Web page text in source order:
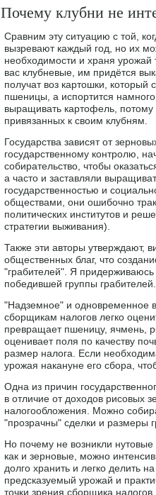
Почему клубни не
Сравним эту ситуацию с той,
вызревают каждый год, но их
необходимости и храня урожай
вас клубневые, им придётся
получат воз картошки,
пшеницы, а испортится
выращивать картофель, потому
привязанных к своим клубням.
Государства зависят от
государственному контролю,
собирательство, чтобы
а часто и заставляли
государственностью и
обществами, они ошибочно
политических институтов и
стратегии выживания).
Также эти авторы утверждают,
общественных благ, что
"грабителей". Я придерживаюсь
победившей группы грабителей.
"Надземное" и одновременное
сборщикам налогов легко
превращает пшеницу, ячмень,
оценивает поля по качеству
размер налога. Если
урожая накануне его сбора,
Одна из причин
в отличие от доходов рисовых
налогообложения. Можно
"прозрачны" сделки и размеры
Но почему не возникли нутовые
как и зерновые, можно
долго хранить и легко делить
предсказуемый урожай и
точки зрения сборщика